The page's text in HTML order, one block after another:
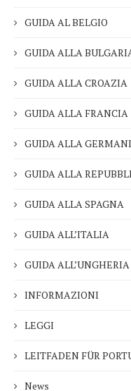
GUIDA AL BELGIO
GUIDA ALLA
GUIDA ALLA CROAZIA
GUIDA ALLA FRANCIA
GUIDA ALLA
GUIDA ALLA
GUIDA ALLA SPAGNA
GUIDA ALL’ITALIA
GUIDA ALL’UNGHERIA
INFORMAZIONI
LEGGI
LEITFADEN FÜR
News